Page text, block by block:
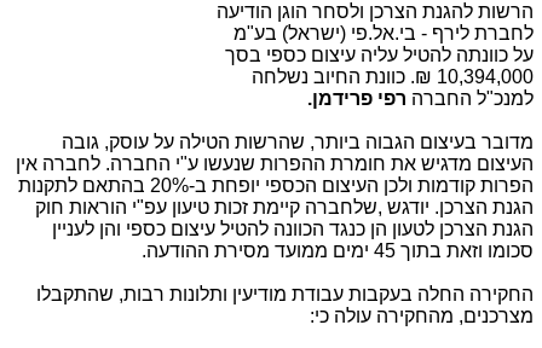
הרשות להגנת הצרכן ולסחר הוגן הודיעה
לחברת לירף - בי.אל.פי (ישראל) בע"מ
על כוונתה להטיל עליה עיצום כספי בסך
10,394,000 ₪. כוונת החיוב נשלחה
למנכ"ל החברה רפי פרידמן.
מדובר בעיצום הגבוה ביותר, שהרשות הטילה על עוסק, גובה
העיצום מדגיש את חומרת ההפרות שנעשו ע"י החברה. לחברה אין
הפרות קודמות ולכן העיצום הכספי יופחת ב-20% בהתאם לתקנות
הגנת הצרכן. יודגש ,שלחברה קיימת זכות טיעון עפ"י הוראות חוק
הגנת הצרכן לטעון הן כנגד הכוונה להטיל עיצום כספי והן לעניין
סכומו וזאת בתוך 45 ימים ממועד מסירת ההודעה.
החקירה החלה בעקבות עבודת מודיעין ותלונות רבות, שהתקבלו
מצרכנים, מהחקירה עולה כי: